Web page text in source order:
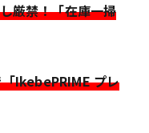
厳禁！「在庫一掃
IkebePRIME プレ